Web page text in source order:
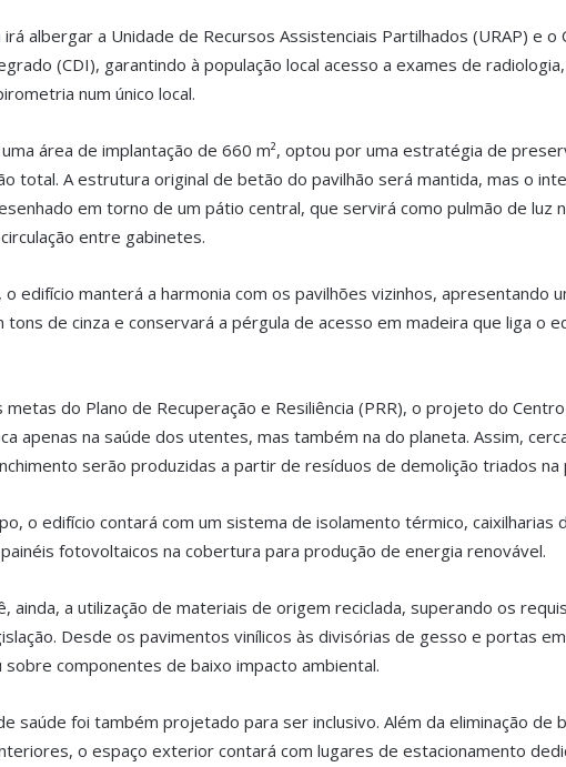
irá albergar a Unidade de Recursos Assistenciais Partilhados (URAP) e o
(CDI), garantindo à população local acesso a exames de
num único local.
área de implantação de 660 m², optou por uma estratégia de
total. A estrutura original de betão do pavilhão será mantida, mas o
em torno de um pátio central, que servirá como pulmão de luz
entre gabinetes.
edifício manterá a harmonia com os pavilhões vizinhos, apresentando
tons de cinza e conservará a pérgula de acesso em madeira que liga o
metas do Plano de Recuperação e Resiliência (PRR), o projeto do
apenas na saúde dos utentes, mas também na do planeta. Assim,
serão produzidas a partir de resíduos de demolição triados na
o edifício contará com um sistema de isolamento térmico, caixilharias
fotovoltaicos na cobertura para produção de energia renovável.
ainda, a utilização de materiais de origem reciclada, superando os
Desde os pavimentos vinílicos às divisórias de gesso e portas
sobre componentes de baixo impacto ambiental.
saúde foi também projetado para ser inclusivo. Além da eliminação de
o espaço exterior contará com lugares de estacionamento